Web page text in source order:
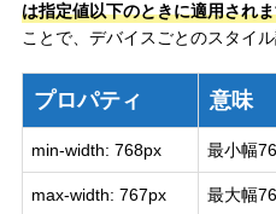
は指定値以下のときに適用され
ことで、デバイスごとのスタイ
プロパティ 意味
min-width: 768px 最小幅
max-width: 767px 最大幅